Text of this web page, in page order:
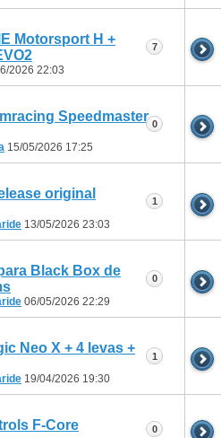
Motorsport H +
2026 22:03
7
Speedmaster
15/05/2026 17:25
0
original
13/05/2026 23:03
1
Black Box de
06/05/2026 22:29
0
Neo X + 4 levas +
19/04/2026 19:30
1
F-Core 0